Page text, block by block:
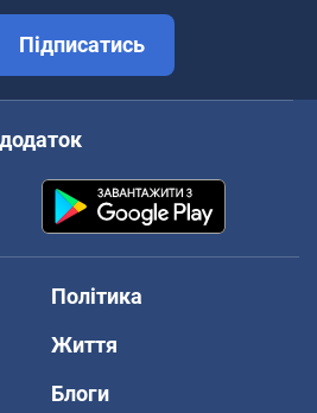
Підписатись
Політика
Життя
Блоги